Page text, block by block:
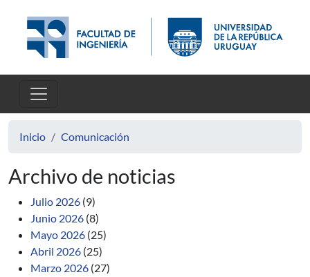
Inicio Comunicación
Archivo de noticias
Julio 2026 (9)
Junio 2026 (8)
Mayo 2026 (25)
Abril 2026 (25)
Marzo 2026 (27)